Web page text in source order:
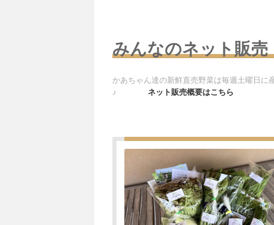
みんなのネット販売
かあちゃん達の新鮮直売野菜は毎週土曜日に
♪ ネット販売概要はこちら